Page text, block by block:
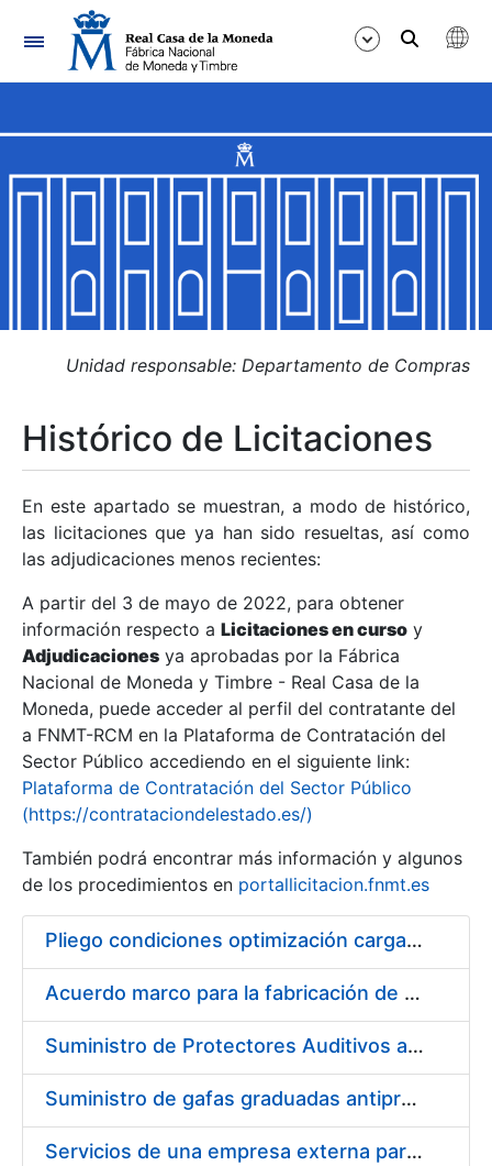
Navegación
Mostrar/Ocultar
Mostrar/Ocultar
Mostrar/Ocultar
Mostrar/Ocultar
Mostrar/Ocultar
Mostrar/Ocultar
Unidad responsable: Departamento de Compras
Histórico de Licitaciones
En este apartado se muestran, a modo de histórico,
las licitaciones que ya han sido resueltas, así como
las adjudicaciones menos recientes:
A partir del 3 de mayo de 2022, para obtener
información respecto a Licitaciones en curso y
Adjudicaciones ya aprobadas por la Fábrica
Nacional de Moneda y Timbre - Real Casa de la
Moneda, puede acceder al perfil del contratante del
a FNMT-RCM en la Plataforma de Contratación del
Sector Público accediendo en el siguiente link:
Plataforma de Contratación del Sector Público
(https://contrataciondelestado.es/)
También podrá encontrar más información y algunos
de los procedimientos en portallicitacion.fnmt.es
Pliego condiciones optimización cargas compras firmado
Acuerdo marco para la fabricación de piezas
Suministro de Protectores Auditivos a medida para las personas trabajadoras de los Centros de Trabajo de Madrid y Burgos
Suministro de gafas graduadas antiproyecciones para los trabajadores de la FNMT-RCM en los centros de trabajo de Madrid y Burgos
Servicios de una empresa externa para el asesoramiento y resolución de los recursos de alzada que se presentan relacionados con procesos de selección para la FNMT-RCM